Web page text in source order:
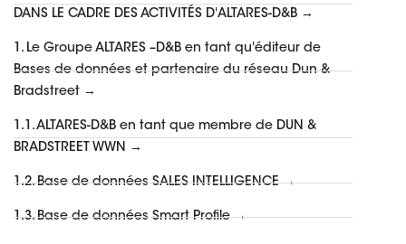
DANS LE CADRE DES ACTIVITÉS D'ALTARES-D&B →
1. Le Groupe ALTARES –D&B en tant qu'éditeur de
Bases de données et partenaire du réseau Dun &
Bradstreet →
1.1. ALTARES-D&B en tant que membre de DUN &
BRADSTREET WWN →
1.2. Base de données SALES INTELLIGENCE →
1.3. Base de données Smart Profile →